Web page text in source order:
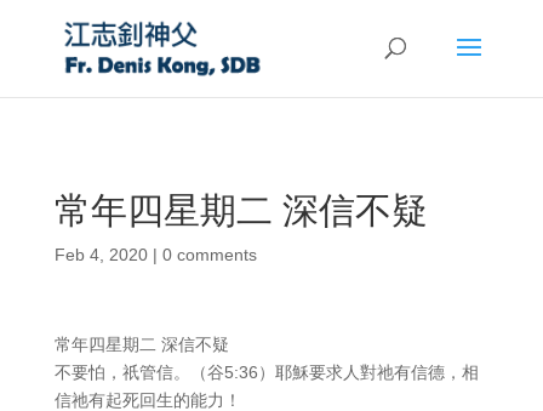
常年四星期二 深信不疑
Feb 4, 2020| 0 comments
常年四星期二 深信不疑
不要怕，祇管信。（谷5:36）耶穌要求人對祂有信德，相
信祂有起死回生的能力！